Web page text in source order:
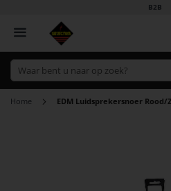
B2B
Home EDM Luidsprekersnoer Rood/